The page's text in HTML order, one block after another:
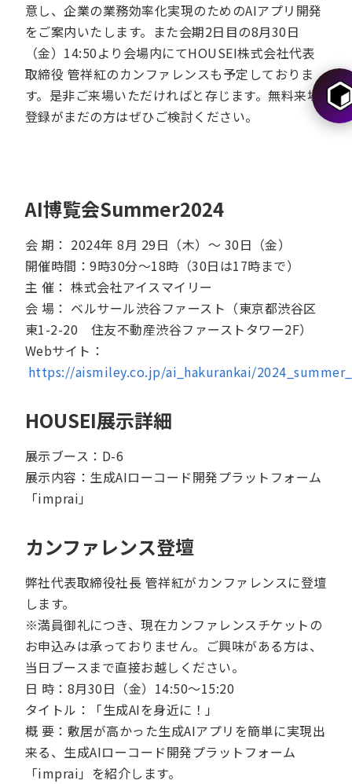
意し、企業の業務効率化実現のためのAIアプリ開発
をご案内いたします。また会期2日目の8月30日
（金）14:50より会場内にてHOUSEI株式会社代表
取締役 管祥紅のカンファレンスも予定しておりま
す。是非ご来場いただければと存じます。無料来場
登録がまだの方はぜひご検討ください。
AI博覧会Summer2024
会 期： 2024年 8月 29日（木）～ 30日（金）
開催時間：9時30分～18時（30日は17時まで）
主 催： 株式会社アイスマイリー
会 場： ベルサール渋谷ファースト（東京都渋谷区
東1-2-20 住友不動産渋谷ファーストタワー2F）
Webサイト：
https://aismiley.co.jp/ai_hakurankai/
HOUSEI展示詳細
展示ブース：D-6
展示内容：生成AIローコード開発プラットフォーム
「imprai」
カンファレンス登壇
弊社代表取締役社長 管祥紅がカンファレンスに登壇
します。
※満員御礼につき、現在カンファレンスチケットの
お申込みは承っておりません。ご興味がある方は、
当日ブースまで直接お越しください。
日 時：8月30日（金）14:50～15:20
タイトル：「生成AIを身近に！」
概 要：敷居が高かった生成AIアプリを簡単に実現出
来る、生成AIローコード開発プラットフォーム
「imprai」を紹介します。